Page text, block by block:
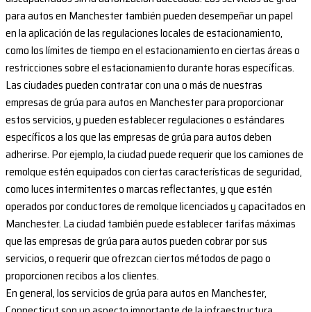
para autos en Manchester también pueden desempeñar un papel
en la aplicación de las regulaciones locales de estacionamiento,
como los límites de tiempo en el estacionamiento en ciertas áreas o
restricciones sobre el estacionamiento durante horas específicas.
Las ciudades pueden contratar con una o más de nuestras
empresas de grúa para autos en Manchester para proporcionar
estos servicios, y pueden establecer regulaciones o estándares
específicos a los que las empresas de grúa para autos deben
adherirse. Por ejemplo, la ciudad puede requerir que los camiones de
remolque estén equipados con ciertas características de seguridad,
como luces intermitentes o marcas reflectantes, y que estén
operados por conductores de remolque licenciados y capacitados en
Manchester. La ciudad también puede establecer tarifas máximas
que las empresas de grúa para autos pueden cobrar por sus
servicios, o requerir que ofrezcan ciertos métodos de pago o
proporcionen recibos a los clientes.
En general, los servicios de grúa para autos en Manchester,